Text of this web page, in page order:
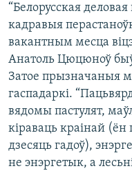
“Белорусская
кадравыя
вакантным месца
Анатоль Цюцюноў
Затое прызначаныя
гаспадаркі.
вядомы пастулят,
кіраваць краінай
дзесяць гадоў),
не энэргетык, а